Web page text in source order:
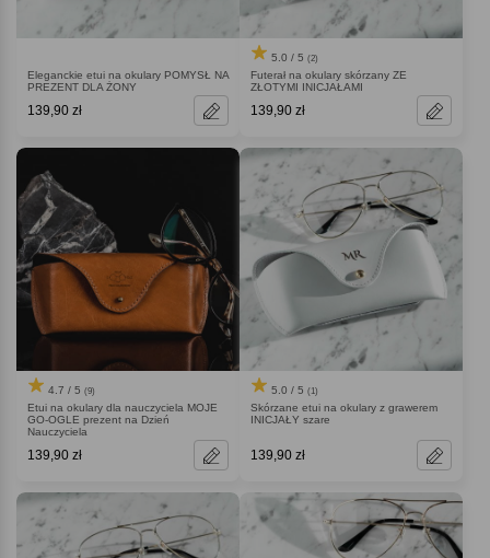
Eleganckie etui na okulary POMYSŁ NA
PREZENT DLA ŻONY
139,90 zł
5.0 / 5 (2)
Futerał na okulary skórzany ZE
ZŁOTYMI INICJAŁAMI
139,90 zł
4.7 / 5 (9)
Etui na okulary dla nauczyciela MOJE
GO-OGLE prezent na Dzień
Nauczyciela
139,90 zł
5.0 / 5 (1)
Skórzane etui na okulary z grawerem
INICJAŁY szare
139,90 zł